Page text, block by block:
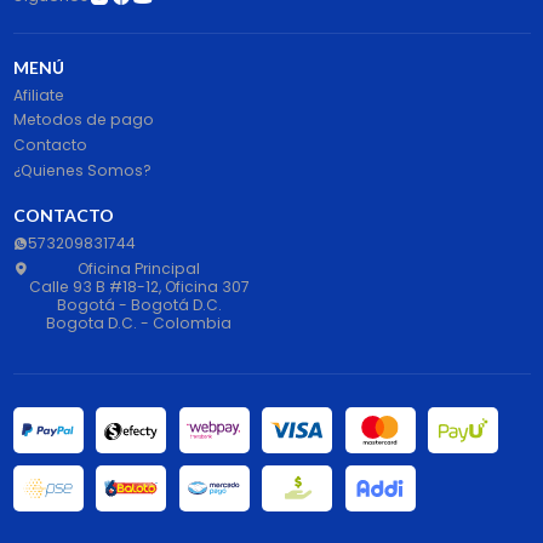
MENÚ
Afiliate
Metodos de pago
Contacto
¿Quienes Somos?
CONTACTO
573209831744
Oficina Principal
Calle 93 B #18-12, Oficina 307
Bogotá - Bogotá D.C.
Bogota D.C. - Colombia